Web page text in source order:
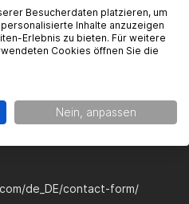
de_DE/contact-form/
Besucherdaten platzieren, um
Inhalte anzuzeigen
Erlebnis zu bieten. Für weitere
Cookies öffnen Sie die
Nein, anpassen